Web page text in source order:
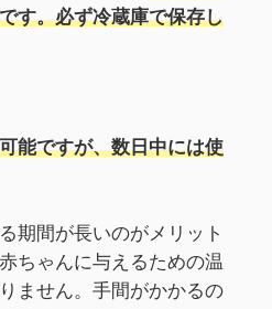
す。必ず冷蔵庫で保存し
能ですが、数日中には使
期間が長いのがメリット
ちゃんに与えるための温
ません。手間がかかるの